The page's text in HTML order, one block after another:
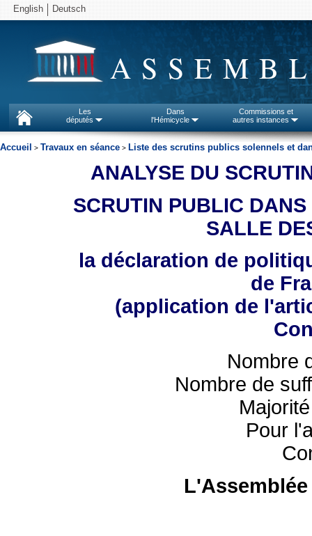
English Deutsch
Les
députés
Dans
l'Hémicycle
Commissions et
autres instances
Accueil > Travaux en séance > Liste des scrutins publics solennels et
ANALYSE DU
SCRUTIN PUBLIC
SALLE
la déclaration de
de
(application de
Nombre
Nombre de
Pour